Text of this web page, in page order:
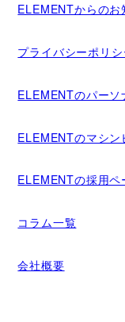
ELEMENTからのお
プライバシーポリシ
ELEMENTのパー
ELEMENTのマシ
ELEMENTの採用ペ
コラム一覧
会社概要